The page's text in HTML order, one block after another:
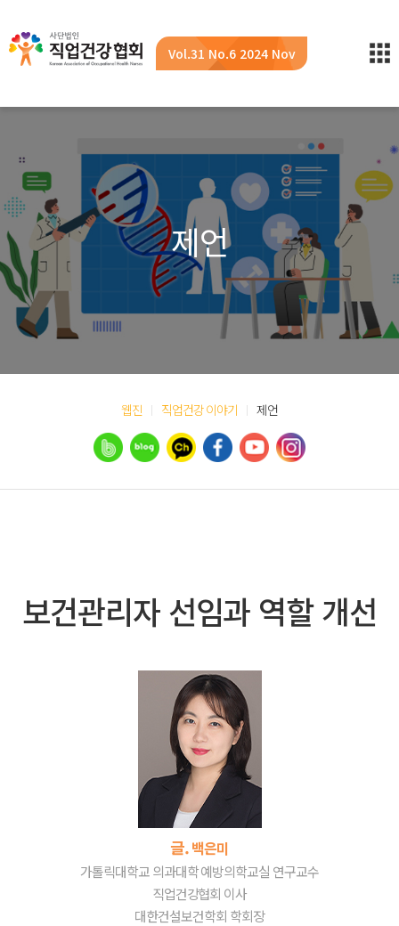
Vol.31 No.6 2024 Nov
제언
웹진 직업건강 이야기 제언
보건관리자 선임과 역할 개선
글.백은미
가톨릭대학교 의과대학 예방의학교실 연구교수
직업건강협회 이사
대한건설보건학회 학회장